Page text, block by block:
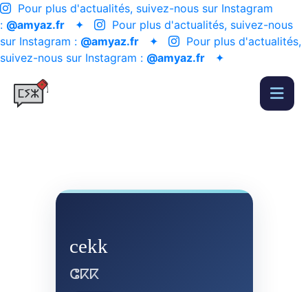
Pour plus d'actualités, suivez-nous sur Instagram
: @amyaz.fr ✦
Pour plus d'actualités, suivez-nous
sur Instagram : @amyaz.fr ✦
Pour plus d'actualités,
suivez-nous sur Instagram : @amyaz.fr ✦
cekk
ⵛⴽⴽ